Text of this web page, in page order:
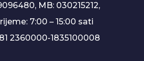
MB: 030215212,
7:00 – 15:00 sati
81 2360000-1835100008